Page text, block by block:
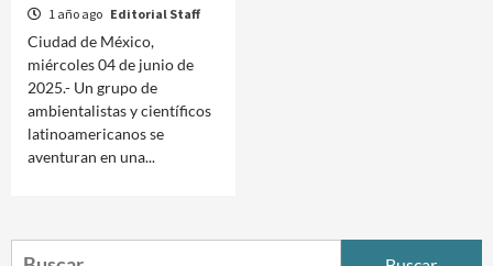
1 año ago Editorial Staff
Ciudad de México,
miércoles 04 de junio de
2025.- Un grupo de
ambientalistas y científicos
latinoamericanos se
aventuran en una...
Buscar: